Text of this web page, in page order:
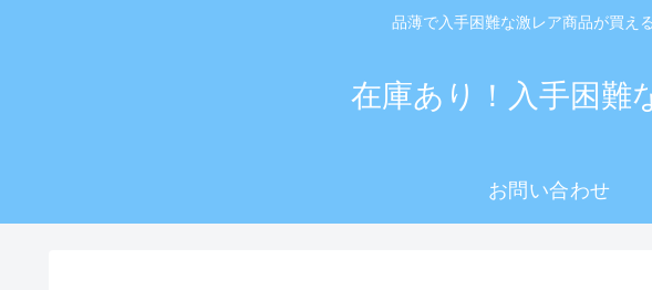
品薄で入手困難な激レア商品が買え
在庫あり！入手困難
お問い合わせ